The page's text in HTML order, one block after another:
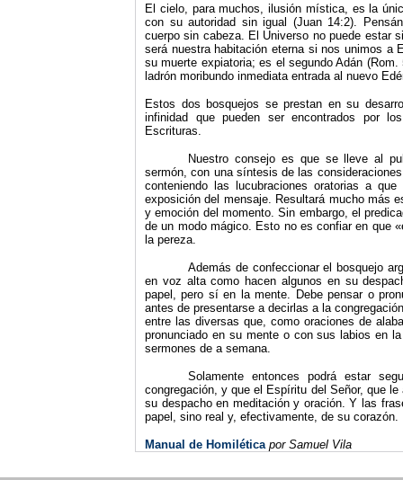
El cielo, para muchos, ilusión mística, es la
con su autoridad sin igual (Juan 14:2).
cuerpo sin cabeza. El Universo no puede estar
será nuestra habitación eterna si nos unimos a
su muerte ex­piatoria; es el segundo Adán
la­drón moribundo inmediata entrada al nuevo
Estos dos bosquejos se prestan en su
infinidad que pueden ser encontrados por
Escrituras.
Nuestro consejo es que se lleve al
sermón, con una síntesis de las
conteniendo las lucubraciones oratorias a
exposición del mensaje. Resultará mucho más
y emoción del momento. Sin embargo, el
de un modo mágico. Esto no es confiar en que
la pereza.
Además de confeccionar el bosquejo
en voz alta como hacen algunos en su
papel, pero sí en la mente. Debe pensar o
antes de presentarse a decirlas a la
entre las diversas que, como oraciones de
pronunciado en su mente o con sus labios en
sermones de a semana.
Solamente entonces podrá estar
congregación, y que el Espíritu del Señor, que
su despacho en meditación y oración. Y las
papel, sino real y, efectivamente, de su corazón.
Manual de Homilética por Samuel Vila